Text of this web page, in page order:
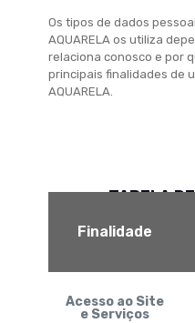
Os tipos de dados
AQUARELA os utiliza
relaciona conosco e por
principais finalidades de
AQUARELA.
TABELA
Finalidade
Acesso ao Site
e Serviços